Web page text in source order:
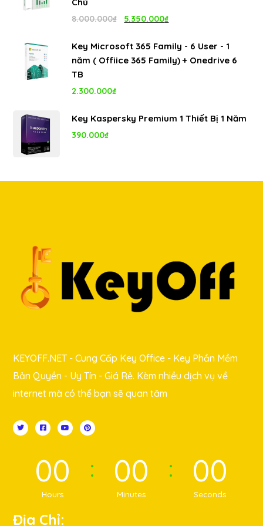
1.100.000₫.
Chủ
8.000.000₫
Giá
là:
5.350.000₫
tại
Key Microsoft 365 Family - 6 User - 1
năm ( Offiice 365 Family) + Onedrive 6
TB
2.300.000₫
Key Kaspersky Premium 1 Thiết Bị 1 Năm
390.000₫
KEYOFF.NET - Cung Cấp Key Office - Key Phần Mềm
Bản Quyền - Uy Tín - Giá Rẻ. Kèm nhiều dịch vụ về
internet mà có thể bạn sẽ quan tâm
00
Hours
00
Minutes
00
Seconds
Địa Chỉ: